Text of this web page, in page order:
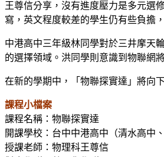
王尊信分享，沒有進度壓力是多元選
寫，英文程度較差的學生仍有些負擔
中港高中三年級林同學對於三井摩天
的選擇領域。洪同學則意識到物聯網
在新的學期中，「物聯探實達」將向
課程小檔案
課程名稱：物聯探實達
開課學校：台中中港高中（清水高中
授課老師：物理科王尊信